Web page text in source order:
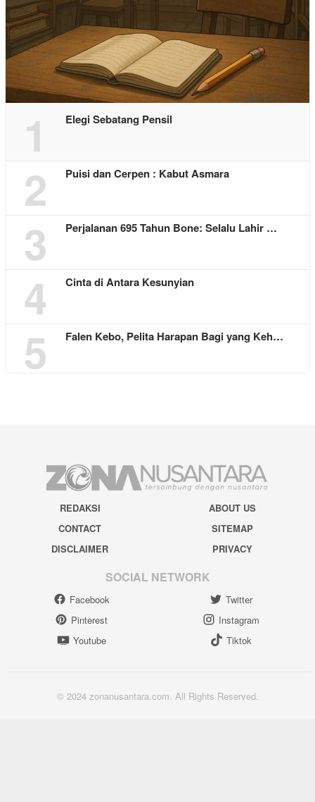
1 Elegi Sebatang Pensil
2 Puisi dan Cerpen : Kabut Asmara
3 Perjalanan 695 Tahun Bone: Selalu Lahir …
4 Cinta di Antara Kesunyian
5 Falen Kebo, Pelita Harapan Bagi yang Keh…
REDAKSI
ABOUT US
CONTACT
SITEMAP
DISCLAIMER
PRIVACY
SOCIAL NETWORK
Facebook
Twitter
Pinterest
Instagram
Youtube
Tiktok
© 2024 zonanusantara.com. All Rights Reserved.